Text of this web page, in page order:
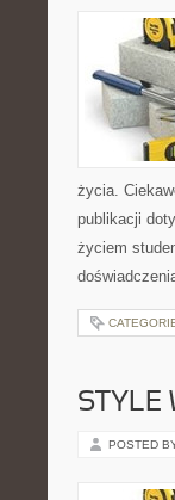
życia.
publikacji
życiem
STYLE
POSTED